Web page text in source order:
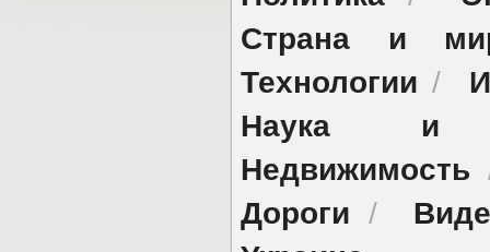
Страна и
Технологии /
Наука и
Недвижимость
Дороги /